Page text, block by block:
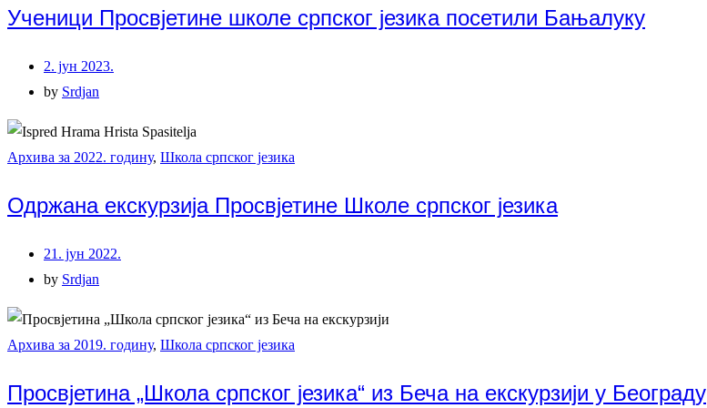
Ученици Просвјетине школе српског језика посетили Бањалуку
2. јун 2023.
by Srdjan
Архива за 2022. годину, Школа српског језика
Одржана екскурзија Просвјетине Школе српског језика
21. јун 2022.
by Srdjan
Архива за 2019. годину, Школа српског језика
Просвјетина „Школа српског језика“ из Беча на екскурзији у Београду